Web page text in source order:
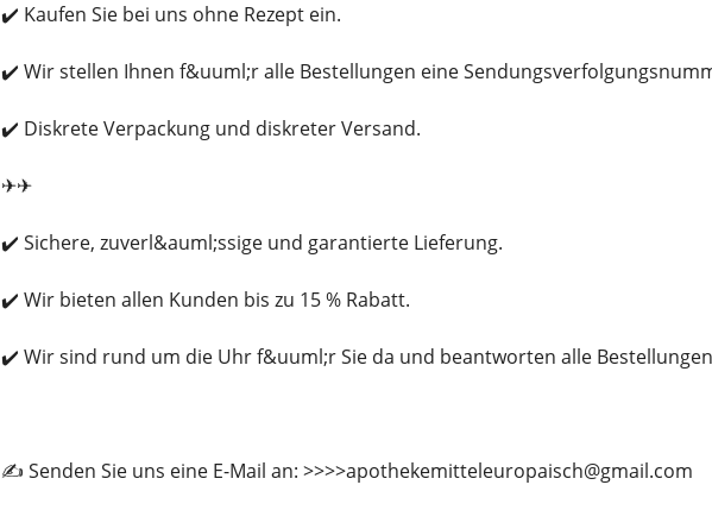
✔️ Kaufen Sie bei uns ohne Rezept ein.
✔️ Wir stellen Ihnen f&uuml;r alle Bestellungen eine
✔️ Diskrete Verpackung und diskreter Versand.
✈✈
✔️ Sichere, zuverl&auml;ssige und garantierte Lieferung.
✔️ Wir bieten allen Kunden bis zu 15 % Rabatt.
✔️ Wir sind rund um die Uhr f&uuml;r Sie da und beantworten alle
✍️ Senden Sie uns eine E-Mail an: >>>>apothekemitteleuropaisch@gmail.com